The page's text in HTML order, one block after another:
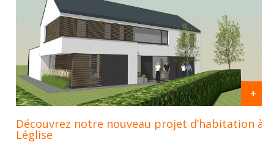
+
Découvrez notre nouveau projet d’habitation à
Léglise